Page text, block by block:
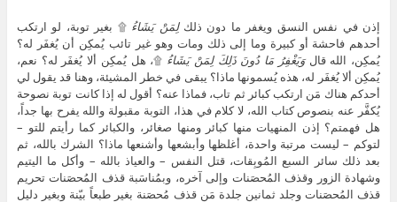
إذن في نفس النسق ويغفر ما دون ذلكلِمَنْ يَشَاءُ۩ بغير توبة، لو ارتكب
أحدهم فاحشة أو كبيرة وما إلى ذلك ومات وهو غير تائب يُمكِن أن يُغفَر له؟
يُمكِن، الله قال وَيَغْفِرُ مَا دُونَ ذَلِكَ لِمَنْ يَشَاءُ ۩، هل يُمكِن ألا يُغفَر له؟ نعم،
يُمكِن ألا يُغفَر له، هذه يُسمونها ماذا؟ يبقى في خطر المشيئة، وهنا قد يقول لي
أحدكم هناك مَن ارتكب كبائر ثم تاب، فماذا عنه؟ أقول له إذا كانت توبة نصوحة
يُكفَّر عنه بنصوص كتاب الله، لا كلام في هذا، التوبة مقبولة والله يفرح بها جداً،
هل فهمتم؟ إذن المنهيات منها كبائر ومنها صغائر، والكبائر كما رأيتم للتو –
لتوكم – ليست مرتبة واحدة، أغلظها وأبشعها وأشنعها ماذا؟ الشرك بالله، ثم
بعد ذلك سائر السبع المُوبِقات، قتل النفس – والعياذ بالله – وأكل ما اليتيم
وشهادة الزور وقذف المُحصَنات وإلى آخره، وبمُناسَبة قذف المُحصَنات تحريم
قذف المُحصَنات وجلد ثمانين جلدة مَن قذف مُحصَنة بغير طبعاً بيّنة وبغير دليل